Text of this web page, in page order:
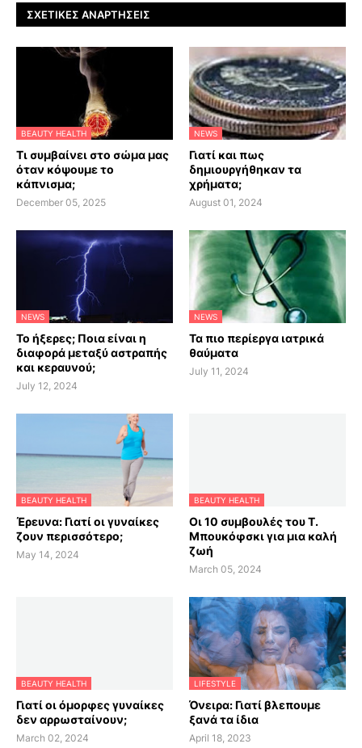
ΣΧΕΤΙΚΈΣ ΑΝΑΡΤΉΣΕΙΣ
BEAUTY HEALTH
Τι συμβαίνει στο σώμα μας
όταν κόψουμε το
κάπνισμα;
December 05, 2025
NEWS
Γιατί και πως
δημιουργήθηκαν τα
χρήματα;
August 01, 2024
NEWS
Το ήξερες; Ποια είναι η
διαφορά μεταξύ αστραπής
και κεραυνού;
July 12, 2024
NEWS
Τα πιο περίεργα ιατρικά
θαύματα
July 11, 2024
BEAUTY HEALTH
Έρευνα: Γιατί οι γυναίκες
ζουν περισσότερο;
May 14, 2024
BEAUTY HEALTH
Οι 10 συμβουλές του Τ.
Μπουκόφσκι για μια καλή
ζωή
March 05, 2024
BEAUTY HEALTH
Γιατί οι όμορφες γυναίκες
δεν αρρωσταίνουν;
March 02, 2024
LIFESTYLE
Όνειρα: Γιατί βλεπουμε
ξανά τα ίδια
April 18, 2023